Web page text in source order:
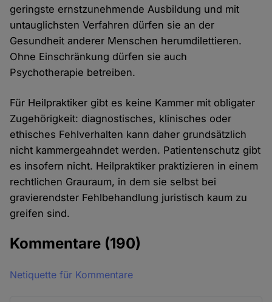
geringste ernstzunehmende Ausbildung und mit
untauglichsten Verfahren dürfen sie an der
Gesundheit anderer Menschen herumdilettieren.
Ohne Einschränkung dürfen sie auch
Psychotherapie betreiben.
Für Heilpraktiker gibt es keine Kammer mit obligater
Zugehörigkeit: diagnostisches, klinisches oder
ethisches Fehlverhalten kann daher grundsätzlich
nicht kammergeahndet werden. Patientenschutz gibt
es insofern nicht. Heilpraktiker praktizieren in einem
rechtlichen Grauraum, in dem sie selbst bei
gravierendster Fehlbehandlung juristisch kaum zu
greifen sind.
Kommentare (190)
Netiquette für Kommentare